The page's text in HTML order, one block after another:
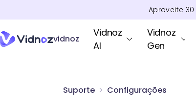
Aproveite 30
vidnoz
Vidnoz
AI
Vidnoz
Gen
Suporte Configurações